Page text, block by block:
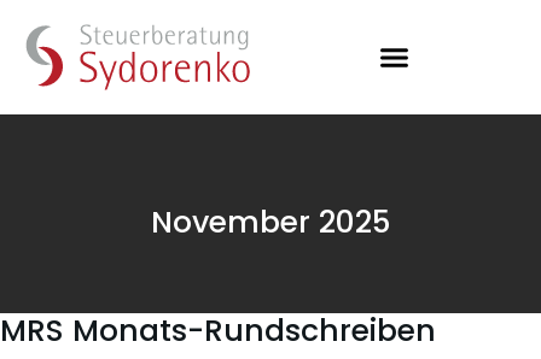
November 2025
MRS Monats-Rundschreiben